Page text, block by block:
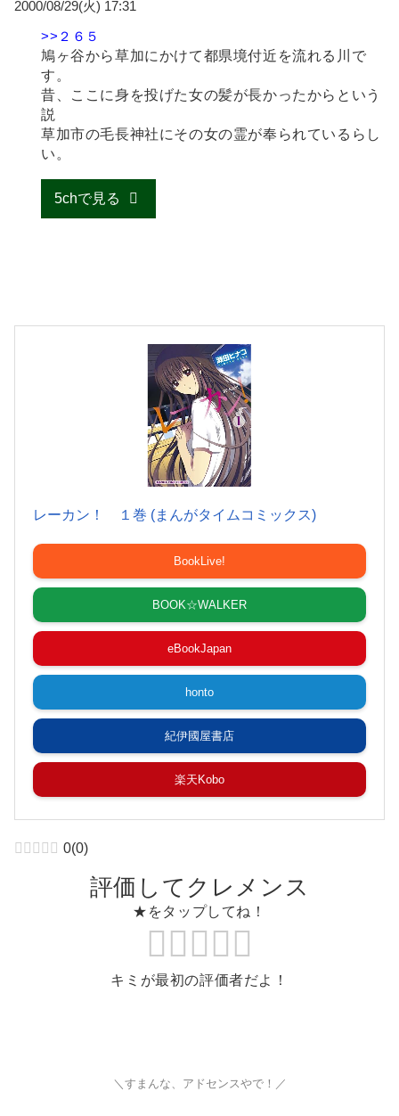
2000/08/29(火) 17:31
>>２６５
鳩ヶ谷から草加にかけて都県境付近を流れる川で
す。
昔、ここに身を投げた女の髪が長かったからという
説
草加市の毛長神社にその女の霊が奉られているらし
い。
5chで見る
レーカン！ １巻 (まんがタイムコミックス)
BookLive!
BOOK☆WALKER
eBookJapan
honto
紀伊國屋書店
楽天Kobo
0(0)
評価してクレメンス
★をタップしてね！
キミが最初の評価者だよ！
＼すまんな、アドセンスやで！／